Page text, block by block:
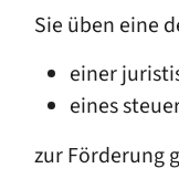
Sie üben eine
einer
eines
zur Förderung